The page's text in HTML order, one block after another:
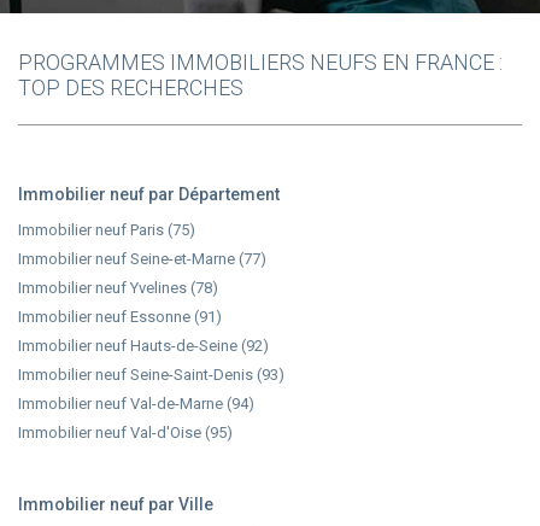
PROGRAMMES IMMOBILIERS NEUFS EN FRANCE :
TOP DES RECHERCHES
Immobilier neuf par Département
Immobilier neuf Paris (75)
Immobilier neuf Seine-et-Marne (77)
Immobilier neuf Yvelines (78)
Immobilier neuf Essonne (91)
Immobilier neuf Hauts-de-Seine (92)
Immobilier neuf Seine-Saint-Denis (93)
Immobilier neuf Val-de-Marne (94)
Immobilier neuf Val-d'Oise (95)
Immobilier neuf par Ville